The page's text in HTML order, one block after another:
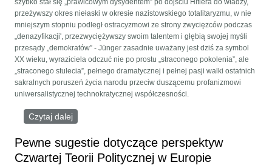
szybko stał się „prawicowym dysydentem” po dojściu Hitlera do władzy,
przeżywszy okres niełaski w okresie nazistowskiego totalitaryzmu, w nie
mniejszym stopniu podległ ostracyzmowi ze strony zwycięzców podczas
„denazyfikacji', przezwyciężywszy swoim talentem i głębią swojej myśli
przesądy „demokratów” - Jünger zasadnie uważany jest dziś za symbol
XX wieku, wyraziciela odczuć nie po prostu „straconego pokolenia”, ale
„straconego stulecia”, pełnego dramatycznej i pełnej pasji walki ostatnich
sakralnych poruszeń życia narodu przeciw duszącemu profanizmowi
uniwersalistycznej technokratycznej współczesności.
Czytaj dalej
Pewne sugestie dotyczące perspektyw
Czwartej Teorii Politycznej w Europie